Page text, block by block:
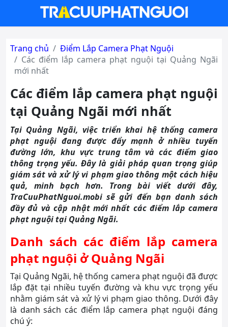
Trang chủ
Điểm Lắp Camera Phạt Nguội
Các điểm lắp camera phạt nguội tại Quảng Ngãi
mới nhất
Các điểm lắp camera phạt nguội
tại Quảng Ngãi mới nhất
Tại Quảng Ngãi, việc triển khai hệ thống camera
phạt nguội đang được đẩy mạnh ở nhiều tuyến
đường lớn, khu vực trung tâm và các điểm giao
thông trọng yếu. Đây là giải pháp quan trọng giúp
giám sát và xử lý vi phạm giao thông một cách hiệu
quả, minh bạch hơn. Trong bài viết dưới đây,
TraCuuPhatNguoi.mobi sẽ gửi đến bạn danh sách
đầy đủ và cập nhật mới nhất các điểm lắp camera
phạt nguội tại Quảng Ngãi.
Danh sách các điểm lắp camera
phạt nguội ở Quảng Ngãi
Tại Quảng Ngãi, hệ thống camera phạt nguội đã được
lắp đặt tại nhiều tuyến đường và khu vực trọng yếu
nhằm giám sát và xử lý vi phạm giao thông. Dưới đây
là danh sách các điểm lắp camera phạt nguội đáng
chú ý: